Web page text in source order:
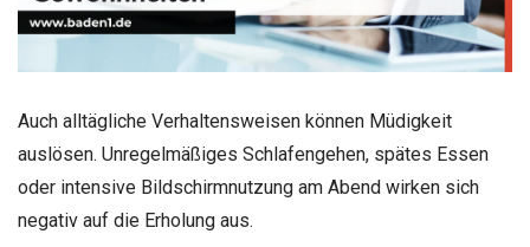
Auch alltägliche Verhaltensweisen können Müdigkeit
auslösen. Unregelmäßiges Schlafengehen, spätes Essen
oder intensive Bildschirmnutzung am Abend wirken sich
negativ auf die Erholung aus.